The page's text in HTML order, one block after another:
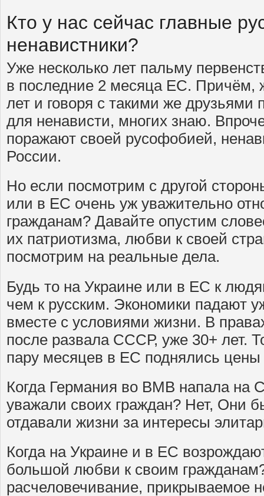
Кто у нас сейчас главные
ненавистники?
Уже несколько лет пальму
в последние 2 месяца ЕС. Причём,
лет и говоря с такими же друзьями
для ненависти, многих знаю.
поражают своей русофобией,
России.
Но если посмотрим с другой
или в ЕС очень уж уважительно
гражданам? Давайте опустим
их патриотизма, любви к своей
посмотрим на реальные дела.
Будь то на Украине или в ЕС к
чем к русским. Экономики падают
вместе с условиями жизни. В
после развала СССР, уже 30+ лет.
пару месяцев в ЕС поднялись цены
Когда Германия во ВМВ напала на
уважали своих граждан? Нет, Они
отдавали жизни за интересы
Когда на Украине и в ЕС
большой любви к своим
расчеловечивание, прикрываемое